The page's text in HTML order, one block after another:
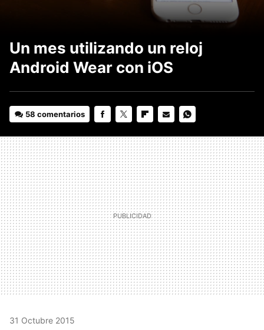
Un mes utilizando un reloj
Android Wear con iOS
58 comentarios
MAIL
31 Octubre 2015